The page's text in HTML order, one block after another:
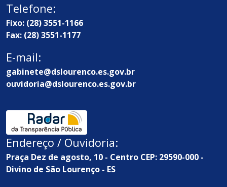
Telefone:
Fixo: (28) 3551-1166
Fax: (28) 3551-1177
E-mail:
gabinete@dslourenco.es.gov.br
ouvidoria@dslourenco.es.gov.br
Endereço / Ouvidoria:
Praça Dez de agosto, 10 - Centro CEP: 29590-000 -
Divino de São Lourenço - ES